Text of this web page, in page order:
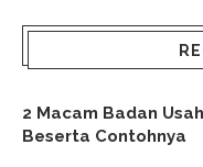
2 Macam Badan
Beserta Contohnya